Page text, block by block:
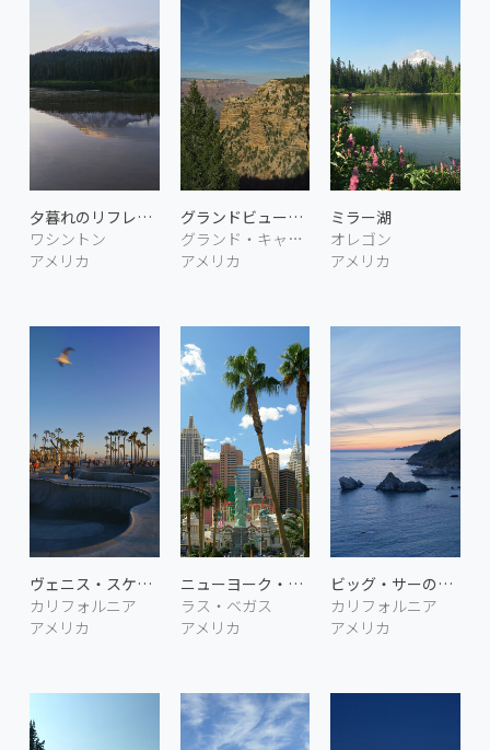
夕暮れのリフレクション湖
ワシントン
アメリカ
グランドビュー・ポイント
グランド・キャニオン アリゾナ
アメリカ
ミラー湖
オレゴン
アメリカ
ヴェニス・スケートパーク
カリフォルニア
アメリカ
ニューヨーク・ニューヨーク
ラス・ベガス
アメリカ
ビッグ・サーの海岸
カリフォルニア
アメリカ